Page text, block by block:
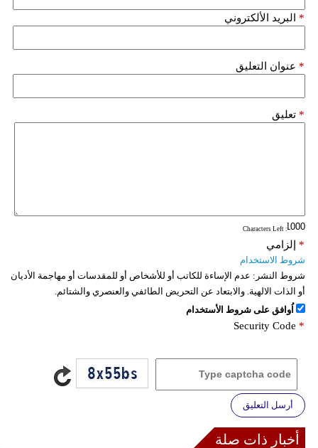
البريد الألكتروني *
عنوان التعليق *
تعليق *
: Characters Left
إلزامي *
شروط الاستخدام
شروط النشر: عدم الإساءة للكاتب أو للأشخاص أو للمقدسات أو مهاجمة الأديان
أو الذات الالهية. والابتعاد عن التحريض الطائفي والعنصري والشتائم.
اُوافق على شروط الأستخدام
Security Code *
أرسل التعليق
أخبار ذات صلة